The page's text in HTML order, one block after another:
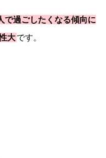
で過ごしたくなる傾向に
大です。